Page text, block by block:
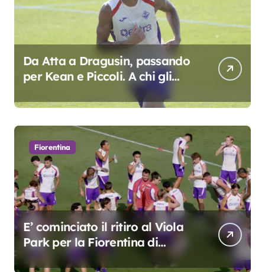
Da Atta a Dragusin, passando
per Kean e Piccoli. A chi gli
oscar del precampionato?
Fiorentina
E’ cominciato il ritiro al Viola
Park per la Fiorentina di
Grosso